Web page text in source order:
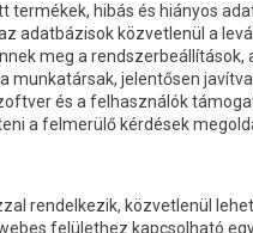
hibás és hiányos
adatbázisok közvetlenül a
meg a rendszerbeállítások,
munkatársak, jelentősen
és a felhasználók
a felmerülő kérdések
rendelkezik, közvetlenül
felülethez kapcsolható